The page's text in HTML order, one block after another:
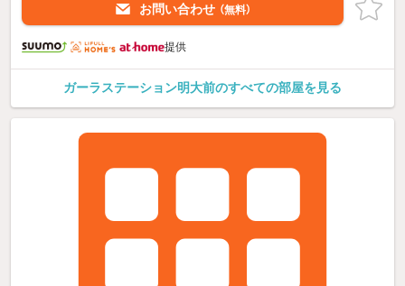
お問い合わせ （無料）
提供
ガーラステーション明大前のすべての部屋を見る